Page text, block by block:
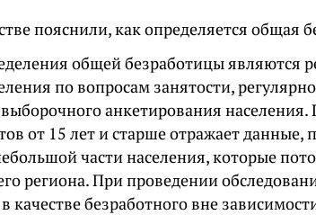
пояснили, как определяется общая
общей безработицы являются
по вопросам занятости,
анкетирования
от 15 лет и старше отражает данные,
части населения, которые
региона. При проведении
качестве безработного вне